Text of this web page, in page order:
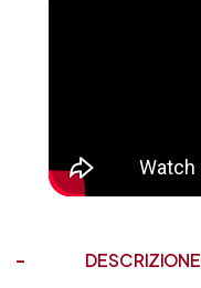
DESCRIZIONE